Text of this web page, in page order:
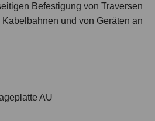
Befestigung von Traversen
und von Geräten an
AU